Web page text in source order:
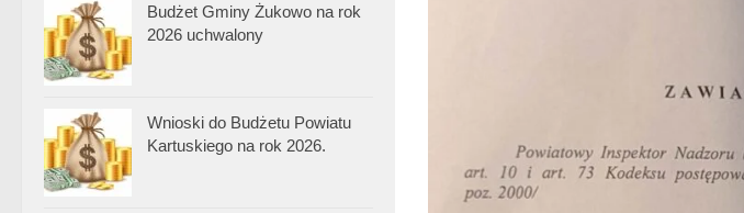
Budżet Gminy Żukowo na rok
2026 uchwalony
Wnioski do Budżetu Powiatu
Kartuskiego na rok 2026.